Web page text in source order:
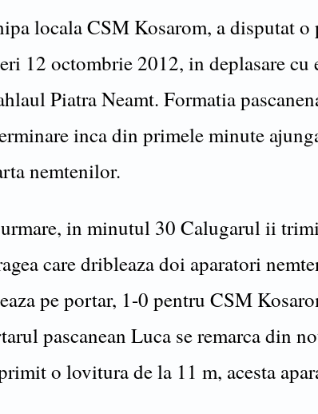
locala CSM Kosarom, a disputat o
12 octombrie 2012, in deplasare cu
Piatra Neamt. Formatia
inca din primele minute
nemtenilor.
in minutul 30 Calugarul ii
care dribleaza doi aparatori
pe portar, 1-0 pentru CSM
pascanean Luca se remarca din
o lovitura de la 11 m, acesta